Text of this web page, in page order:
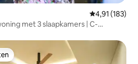
Gemiddelde
4,91 (183)
met 3 slaapkamers | C-